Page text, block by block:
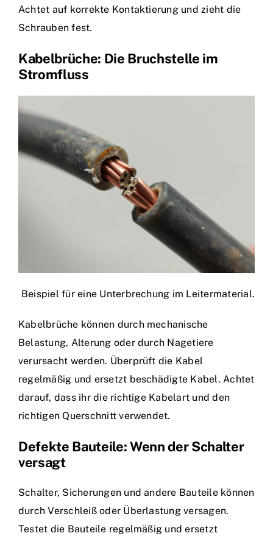
Achtet auf korrekte Kontaktierung und zieht die
Schrauben fest.
Kabelbrüche: Die Bruchstelle im
Stromfluss
Beispiel für eine Unterbrechung im Leitermaterial.
Kabelbrüche können durch mechanische
Belastung, Alterung oder durch Nagetiere
verursacht werden. Überprüft die Kabel
regelmäßig und ersetzt beschädigte Kabel. Achtet
darauf, dass ihr die richtige Kabelart und den
richtigen Querschnitt verwendet.
Defekte Bauteile: Wenn der Schalter
versagt
Schalter, Sicherungen und andere Bauteile können
durch Verschleiß oder Überlastung versagen.
Testet die Bauteile regelmäßig und ersetzt